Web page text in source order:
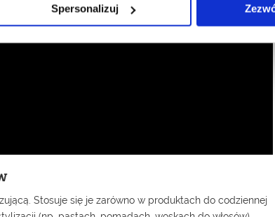
Spersonalizuj
Stosuje się je zarówno w produktach do codziennej